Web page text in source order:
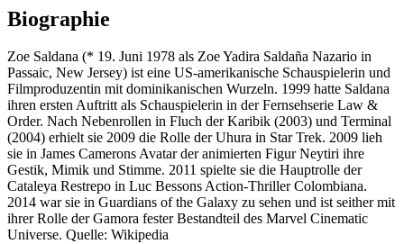
Biographie
Zoe Saldana (* 19. Juni 1978 als Zoe Yadira Saldaña Nazario in
Passaic, New Jersey) ist eine US-amerikanische Schauspielerin und
Filmproduzentin mit dominikanischen Wurzeln. 1999 hatte Saldana
ihren ersten Auftritt als Schauspielerin in der Fernsehserie Law &
Order. Nach Nebenrollen in Fluch der Karibik (2003) und Terminal
(2004) erhielt sie 2009 die Rolle der Uhura in Star Trek. 2009 lieh
sie in James Camerons Avatar der animierten Figur Neytiri ihre
Gestik, Mimik und Stimme. 2011 spielte sie die Hauptrolle der
Cataleya Restrepo in Luc Bessons Action-Thriller Colombiana.
2014 war sie in Guardians of the Galaxy zu sehen und ist seither mit
ihrer Rolle der Gamora fester Bestandteil des Marvel Cinematic
Universe. Quelle: Wikipedia